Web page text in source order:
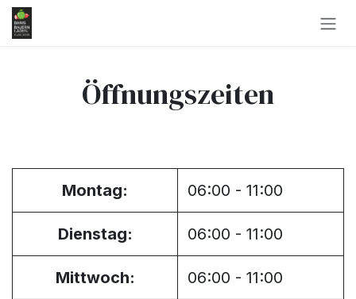
Zum Inhalt springen
Öffnungszeiten
Montag: 06:00 - 11:00
Dienstag: 06:00 - 11:00
Mittwoch: 06:00 - 11:00